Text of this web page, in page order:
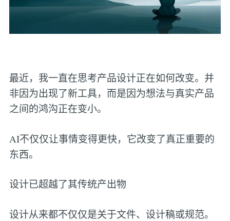
最近，我一直在思考产品设计正在如何改变。并
非因为出现了新工具，而是因为想法与真实产品
之间的鸿沟正在变小。
AI不仅仅让事情变得更快，它改变了真正重要的
东西。
设计已超越了其传统产出物
设计从来都不仅仅是关于文件、设计稿或规范。